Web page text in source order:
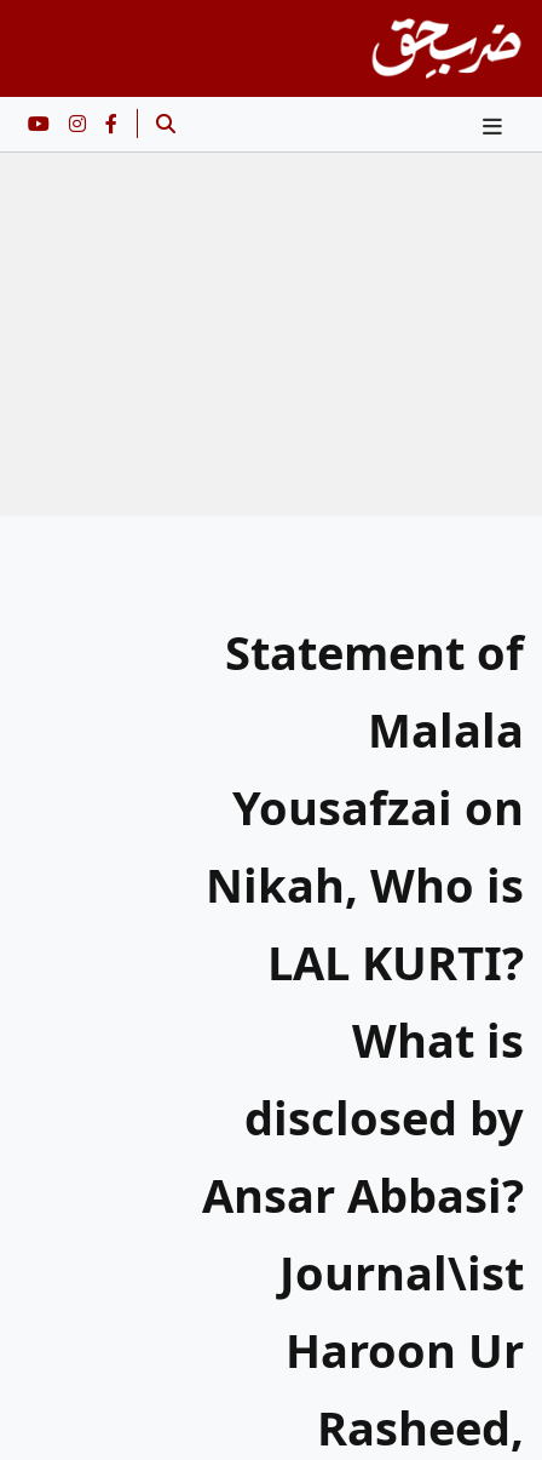
content
Statement of
Malala
Yousafzai on
Nikah, Who is
LAL KURTI?
What is
disclosed by
Ansar Abbasi?
Journal\ist
Haroon Ur
Rasheed,